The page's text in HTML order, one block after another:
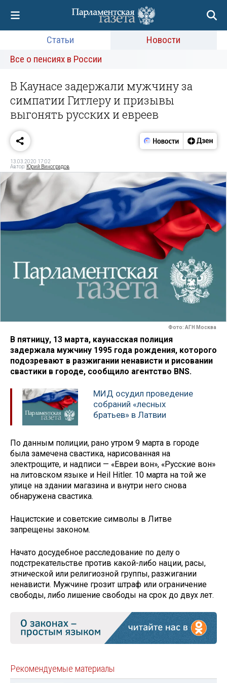
Статьи
Новости
Все о пенсиях в России
В Каунасе задержали мужчину за
симпатии Гитлеру и призывы
выгонять русских и евреев
13.03.2020 17:02
Автор: Юрий Виноградов
Фото: АГН Москва
В пятницу, 13 марта, каунасская полиция
задержала мужчину 1995 года рождения, которого
подозревают в разжигании ненависти и рисовании
свастики в городе, сообщило агентство BNS.
МИД осудил проведение
собраний «лесных
братьев» в Латвии
По данным полиции, рано утром 9 марта в городе
была замечена свастика, нарисованная на
электрощите, и надписи — «Евреи вон», «Русские вон»
на литовском языке и Heil Hitler. 10 марта на той же
улице на здании магазина и внутри него снова
обнаружена свастика.
Нацистские и советские символы в Литве
запрещены законом.
Начато досудебное расследование по делу о
подстрекательстве против какой-либо нации, расы,
этнической или религиозной группы, разжигании
ненависти. Мужчине грозит штраф или ограничение
свободы, либо лишение свободы на срок до двух лет.
Рекомендуемые материалы